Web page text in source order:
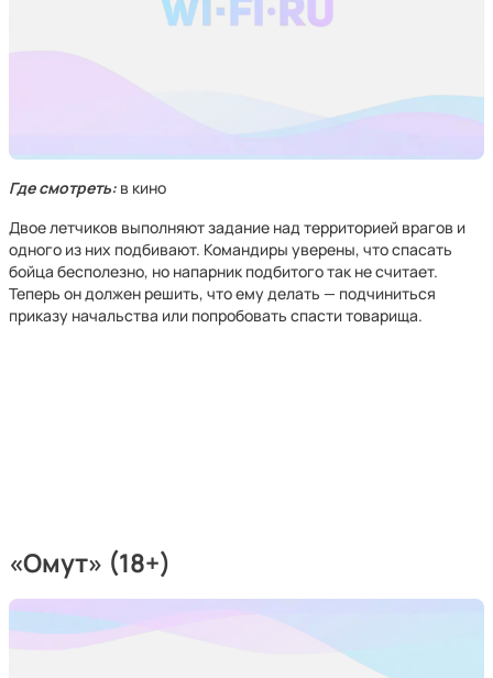
Где смотреть: в кино
Двое летчиков выполняют задание над территорией врагов и
одного из них подбивают. Командиры уверены, что спасать
бойца бесполезно, но напарник подбитого так не считает.
Теперь он должен решить, что ему делать — подчиниться
приказу начальства или попробовать спасти товарища.
«Омут» (18+)